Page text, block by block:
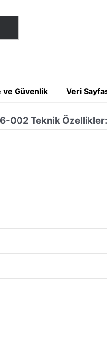
ve Güvenlik Veri
002 Teknik Özellikler: